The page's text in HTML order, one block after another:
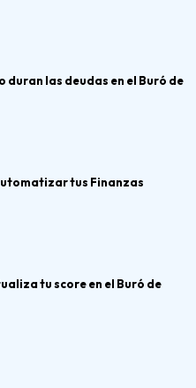
duran las deudas en el Buró de
tus Finanzas
tu score en el Buró de